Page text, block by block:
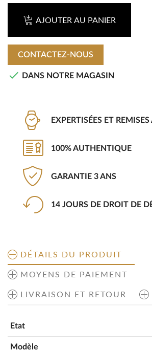
AJOUTER AU PANIER
CONTACTEZ-NOUS
 DANS NOTRE MAGASIN
EXPERTISÉES ET
100% AUTHENTIQUE
GARANTIE 3 ANS
14 JOURS DE DROIT DE
DÉTAILS DU PRODUIT
MOYENS DE PAIEMENT
LIVRAISON ET RETOUR
Etat
Modèle